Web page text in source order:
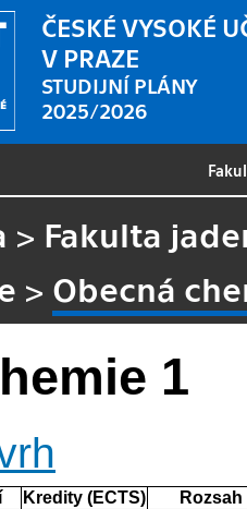
ČESKÉ VYSOKÉ
V PRAZE
STUDIJNÍ PLÁNY
2025/2026
> Fakulta
> Obecná
1
Kredity (ECTS)
Rozsah